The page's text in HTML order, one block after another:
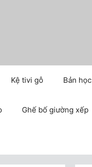
Kệ tivi gỗ Bản
Ghế bố giường xếp